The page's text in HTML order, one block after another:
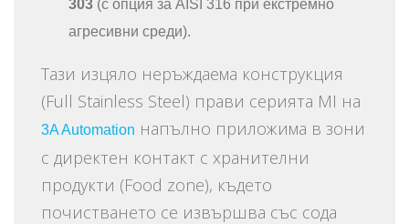
303 (с опция за AISI 316 при екстремно
агресивни среди).
Тази изцяло неръждаема конструкция
(Full Stainless Steel) прави серията MI на
3A Automation напълно приложима в зони
с директен контакт с хранителни
продукти (Food zone), където
почистването се извършва със сода